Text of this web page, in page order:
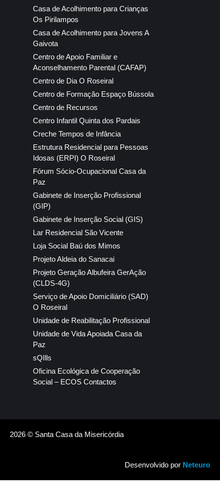
Casa de Acolhimento para Crianças
Os Pirilampos
Casa de Acolhimento para Jovens A
Gaivota
Centro de Apoio Familiar e
Aconselhamento Parental (CAFAP)
Centro de Dia O Roseiral
Centro de Formação Espaço Bússola
Centro de Recursos
Centro Infantil Quinta dos Pardais
Creche Tempos de Infância
Estrutura Residencial para Pessoas
Idosas (ERPI) O Roseiral
Fórum Sócio-Ocupacional Casa da
Paz
Gabinete de Inserção Profissional
(GIP)
Gabinete de Inserção Social (GIS)
Lar Residencial São Vicente
Loja Social Baú dos Mimos
Projeto Aldeia do Sanacai
Projeto Geração Albufeira GerAção
(CLDS-4G)
Serviço de Apoio Domiciliário (SAD)
O Roseiral
Unidade de Reabilitação Profissional
Unidade de Vida Apoiada Casa da
Paz
sQIlls
Oficina Ecológica de Cooperação
Social – ECOS Contactos
2026 © Santa Casa da Misericórdia
Desenvolvido por Neteuro